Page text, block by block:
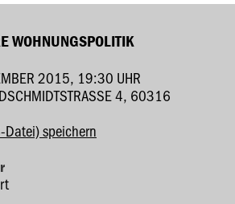
WOHNUNGSPOLITIK
2015, 19:30 UHR
4, 60316 F
Datei) speichern